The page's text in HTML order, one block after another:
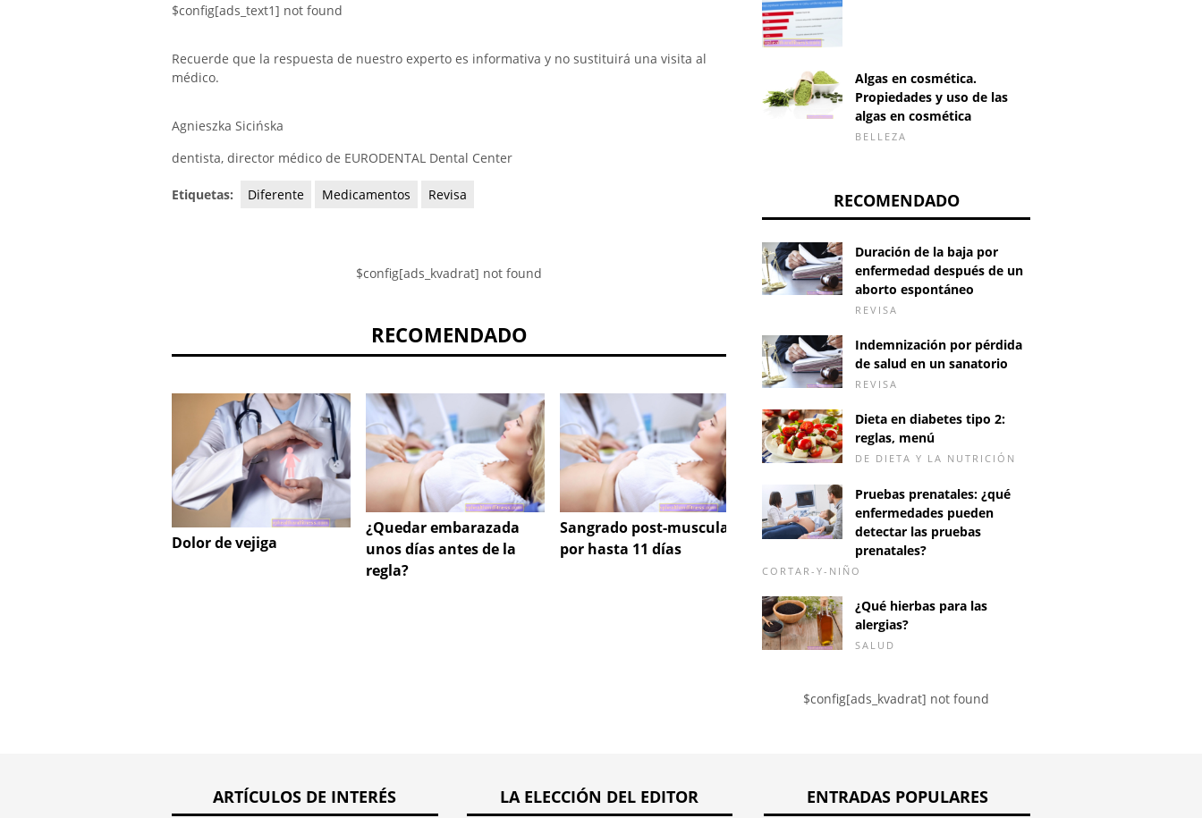
$config[ads_text1] not found
Recuerde que la respuesta de nuestro experto es informativa y no sustituirá una visita al
médico.
Agnieszka Sicińska
dentista, director médico de EURODENTAL Dental Center
Etiquetas: Diferente Medicamentos Revisa
$config[ads_kvadrat] not found
RECOMENDADO
Dolor de vejiga
¿Quedar embarazada
unos días antes de la
regla?
Sangrado post-muscular
por hasta 11 días
El uso de
anticonceptivos
hormonales y dolores de
cabeza
Anticoncepción
Algas en cosmética.
Propiedades y uso de las
algas en cosmética
BELLEZA
RECOMENDADO
Duración de la baja por
enfermedad después de un
aborto espontáneo
REVISA
Indemnización por pérdida
de salud en un sanatorio
REVISA
Dieta en diabetes tipo 2:
reglas, menú
DE DIETA Y LA NUTRICIÓN
Pruebas prenatales: ¿qué
enfermedades pueden
detectar las pruebas
prenatales?
CORTAR-Y-NIÑO
¿Qué hierbas para las
alergias?
SALUD
$config[ads_kvadrat] not found
ARTÍCULOS DE INTERÉS LA ELECCIÓN DEL EDITOR ENTRADAS POPULARES